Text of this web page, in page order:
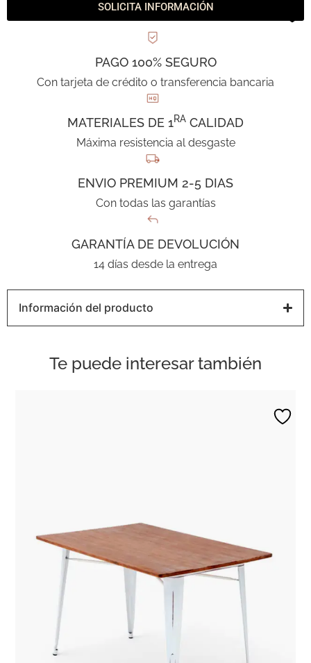
SOLICITA INFORMACIÓN
PAGO 100% SEGURO
Con tarjeta de crédito o transferencia bancaria
MATERIALES DE 1RA CALIDAD
Máxima resistencia al desgaste
ENVIO PREMIUM 2-5 DIAS
Con todas las garantías
GARANTÍA DE DEVOLUCIÓN
14 días desde la entrega
Información del producto
Te puede interesar también